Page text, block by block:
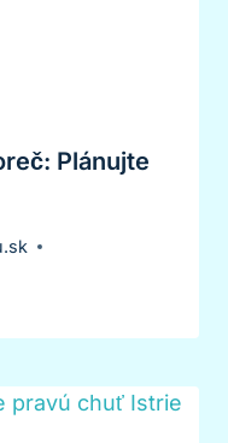
Plánujte